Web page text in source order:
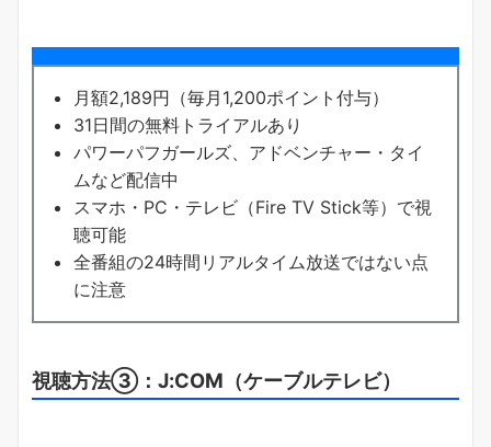
月額2,189円（毎月1,200ポイント付与）
31日間の無料トライアルあり
パワーパフガールズ、アドベンチャー・タイ
ムなど配信中
スマホ・PC・テレビ（Fire TV Stick等）で視
聴可能
全番組の24時間リアルタイム放送ではない点
に注意
視聴方法③：J:COM（ケーブルテレビ）